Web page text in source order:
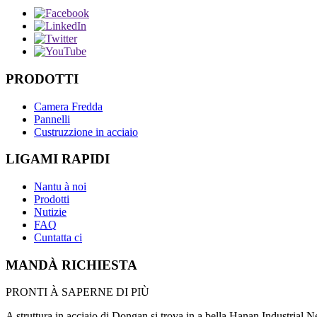
PRODOTTI
Camera Fredda
Pannelli
Custruzzione in acciaio
LIGAMI RAPIDI
Nantu à noi
Prodotti
Nutizie
FAQ
Cuntatta ci
MANDÀ RICHIESTA
PRONTI À SAPERNE DI PIÙ